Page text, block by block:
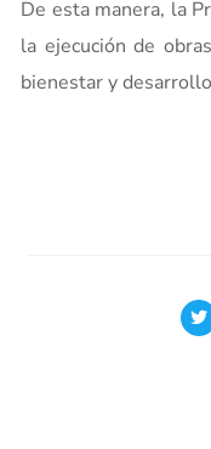
De esta manera, la
la ejecución de
bienestar y